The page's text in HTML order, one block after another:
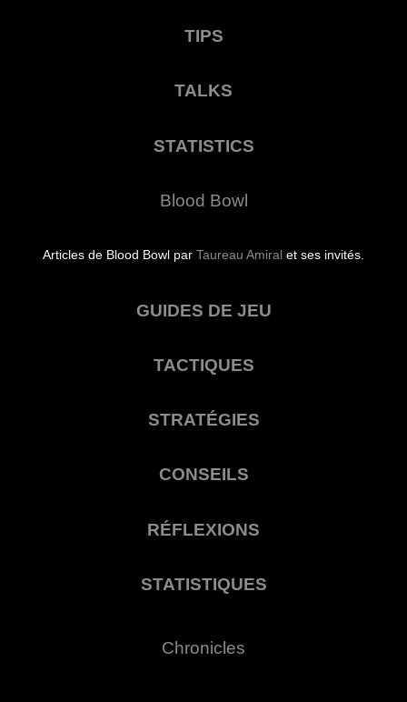
TIPS
TALKS
STATISTICS
Blood Bowl
Articles de Blood Bowl par Taureau Amiral et ses invités.
GUIDES DE JEU
TACTIQUES
STRATÉGIES
CONSEILS
RÉFLEXIONS
STATISTIQUES
Chronicles